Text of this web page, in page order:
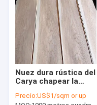
Nuez dura rústica del
Carya chapear la
natural ISO9001 de
Precio:US$1/sqm or up